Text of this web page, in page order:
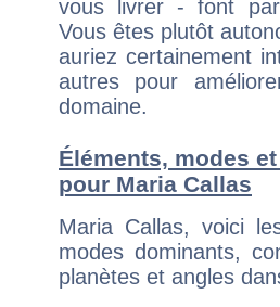
vous livrer - font
Vous êtes plutôt
auriez certainement
autres pour
domaine.
Éléments, modes
pour Maria Callas
Maria Callas, voici
modes dominants,
planètes et angles